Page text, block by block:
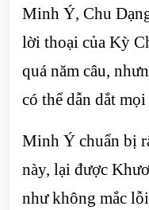
Minh Ý, Chu
lời thoại của Kỳ
quá năm câu,
có thể dẫn dắt
Minh Ý chuẩn bị
này, lại được
như không mắc